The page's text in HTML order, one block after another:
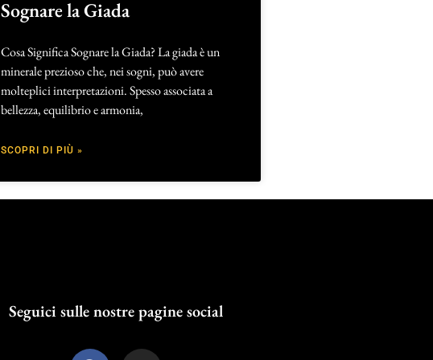
Sognare la Giada
Cosa Significa Sognare la Giada? La giada è un
minerale prezioso che, nei sogni, può avere
molteplici interpretazioni. Spesso associata a
bellezza, equilibrio e armonia,
SCOPRI DI PIÙ »
Seguici sulle nostre pagine social